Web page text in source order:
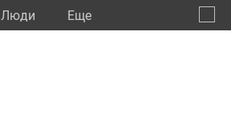
Люди Eще